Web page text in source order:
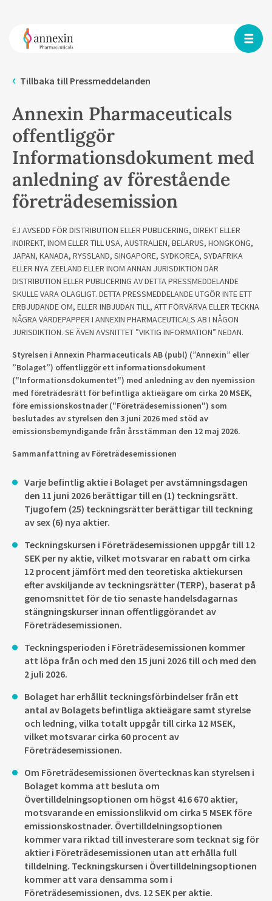
Tillbaka till Pressmeddelanden
Annexin Pharmaceuticals
offentliggör
Informationsdokument med
anledning av förestående
företrädesemission
EJ AVSEDD FÖR DISTRIBUTION ELLER PUBLICERING, DIREKT ELLER
INDIREKT, INOM ELLER TILL USA, AUSTRALIEN, BELARUS, HONGKONG,
JAPAN, KANADA, RYSSLAND, SINGAPORE, SYDKOREA, SYDAFRIKA
ELLER NYA ZEELAND ELLER INOM ANNAN JURISDIKTION DÄR
DISTRIBUTION ELLER PUBLICERING AV DETTA PRESSMEDDELANDE
SKULLE VARA OLAGLIGT. DETTA PRESSMEDDELANDE UTGÖR INTE ETT
ERBJUDANDE OM, ELLER INBJUDAN TILL, ATT FÖRVÄRVA ELLER TECKNA
NÅGRA VÄRDEPAPPER I ANNEXIN PHARMACEUTICALS AB I NÅGON
JURISDIKTION. SE ÄVEN AVSNITTET ”VIKTIG INFORMATION” NEDAN.
Styrelsen i Annexin Pharmaceuticals AB (publ) (”Annexin” eller
”Bolaget”) offentliggör ett informationsdokument
("Informationsdokumentet") med anledning av den nyemission
med företrädesrätt för befintliga aktieägare om cirka 20 MSEK,
före emissionskostnader ("Företrädesemissionen") som
beslutades av styrelsen den 3 juni 2026 med stöd av
emissionsbemyndigande från årsstämman den 12 maj 2026.
Sammanfattning av Företrädesemissionen
Varje befintlig aktie i Bolaget per avstämningsdagen
den 11 juni 2026 berättigar till en (1) teckningsrätt.
Tjugofem (25) teckningsrätter berättigar till teckning
av sex (6) nya aktier.
Teckningskursen i Företrädesemissionen uppgår till 12
SEK per ny aktie, vilket motsvarar en rabatt om cirka
12 procent jämfört med den teoretiska aktiekursen
efter avskiljande av teckningsrätter (TERP), baserat på
genomsnittet för de tio senaste handelsdagarnas
stängningskurser innan offentliggörandet av
Företrädesemissionen.
Teckningsperioden i Företrädesemissionen kommer
att löpa från och med den 15 juni 2026 till och med den
2 juli 2026.
Bolaget har erhållit teckningsförbindelser från ett
antal av Bolagets befintliga aktieägare samt styrelse
och ledning, vilka totalt uppgår till cirka 12 MSEK,
vilket motsvarar cirka 60 procent av
Företrädesemissionen.
Om Företrädesemissionen övertecknas kan styrelsen i
Bolaget komma att besluta om
Övertilldelningsoptionen om högst 416 670 aktier,
motsvarande en emissionslikvid om cirka 5 MSEK före
emissionskostnader. Övertilldelningsoptionen
kommer vara riktad till investerare som tecknat sig för
aktier i Företrädesemissionen utan att erhålla full
tilldelning. Teckningskursen i Övertilldelningsoptionen
kommer att vara densamma som i
Företrädesemissionen, dvs. 12 SEK per aktie.